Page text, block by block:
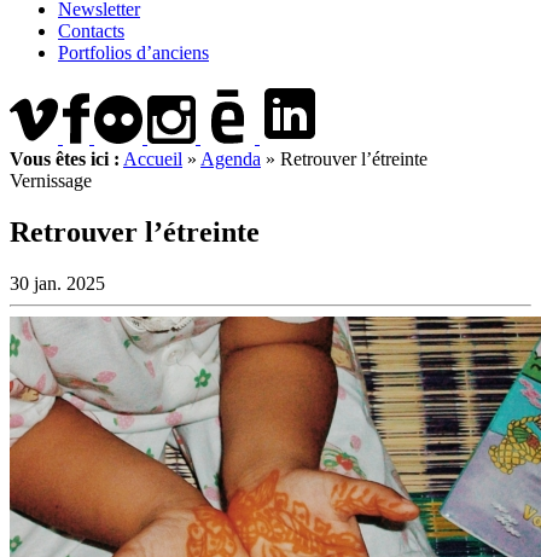
Newsletter
Contacts
Portfolios d’anciens
Vous êtes ici : Accueil » Agenda » Retrouver l’étreinte
Vernissage
Retrouver l’étreinte
30 jan. 2025